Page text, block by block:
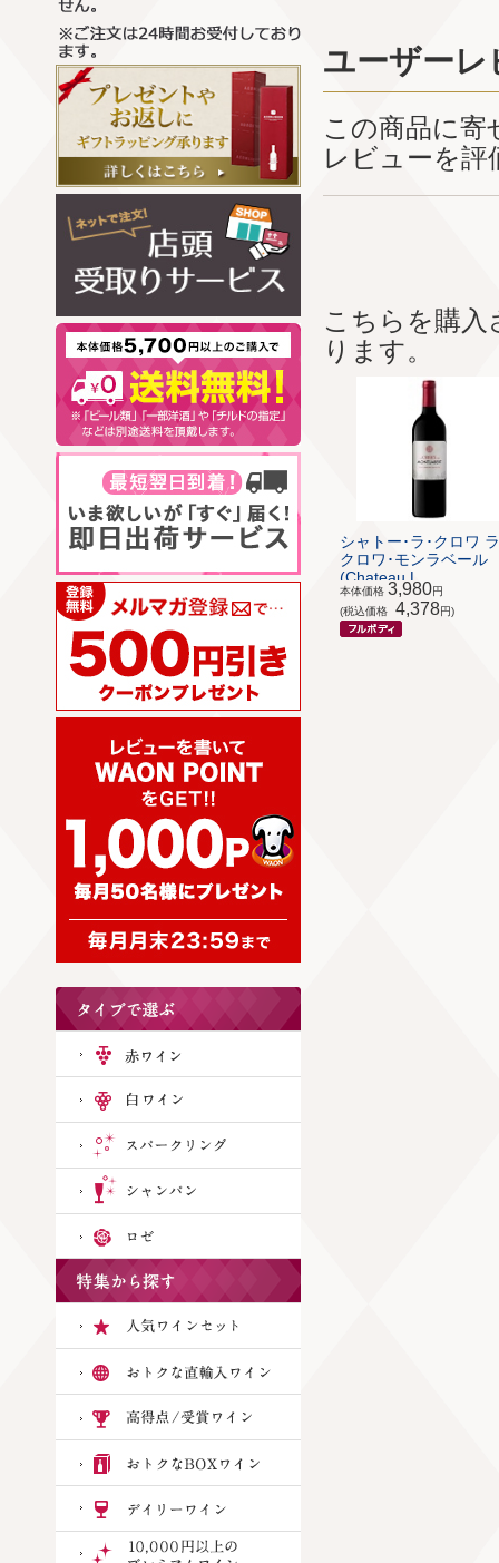
ユーザーレ
この商品に
レビューを評
こちらを購
ります。
シャトー･ラ･クロワ
クロワ･モンラベール
(Chateau L...
本体価格 3,980円
(税込価格
4,378円)